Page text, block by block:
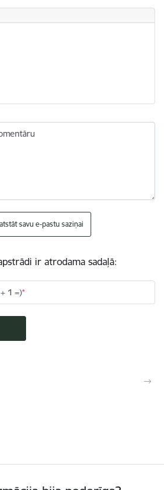
noderīga?
savu e-pastu saziņai
ir atrodama sadaļā:
1 =)